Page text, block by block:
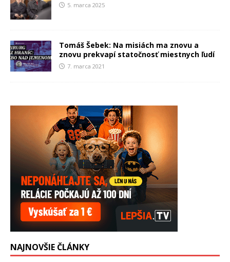
5. marca 2025
Tomáš Šebek: Na misiách ma znovu a
znovu prekvapí statočnosť miestnych ľudí
7. marca 2021
NAJNOVŠIE ČLÁNKY